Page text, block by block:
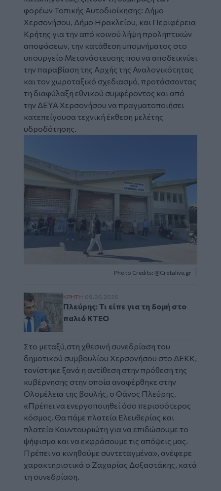
φορέων Τοπικής Αυτοδιοίκησης: Δήμο
Χερσονήσου, Δήμο Ηρακλείου, και Περιφέρεια
Κρήτης για την από κοινού λήψη προληπτικών
αποφάσεων, την κατάθεση υπομνήματος στο
υπουργείο Μετανάστευσης που να αποδεικνύει
την παραβίαση της Αρχής της Αναλογικότητας
και τον χωροταξικό σχεδιασμό, προτάσσοντας
τη διαφύλαξη εθνικού συμφέροντος και από
την ΔΕΥΑ Χερσονήσου να πραγματοποιήσει
κατεπείγουσα τεχνική έκθεση μελέτης
υδροδότησης.
Photo Credits: @Cretalive.gr
Πλεύρης: Τι είπε για τη δομή στο παλιό
ΚΡΗΤΗ 09.06.2026
Πλεύρης: Τι είπε για τη δομή στο
παλιό ΚΤΕΟ
Στο μεταξύ,στη χθεσινή συνεδρίαση του
δημοτικού συμβουλίου Χερσονήσου στο ΔΕΚΚ,
τονίστηκε ξανά η αντίθεση στην πρόθεση της
κυβέρνησης στην οποία αναφέρθηκε στην
Ολομέλεια της βουλής, ο Θάνος Πλεύρης.
«Πρέπει να ενεργοποιηθεί όσο περισσότερος
κόσμος. Θα πάμε πλατεία Ελευθερίας και
πλατεία Κουντουριώτη για να επιδώσουμε το
ψήφισμα και να εκφράσουμε τις απόψεις μας.
Πρέπει να κινηθούμε συντεταγμένα», ανέφερε
χαρακτηριστικά ο Ζαχαρίας Δοξαστάκης, κατά
τη συνεδρίαση.